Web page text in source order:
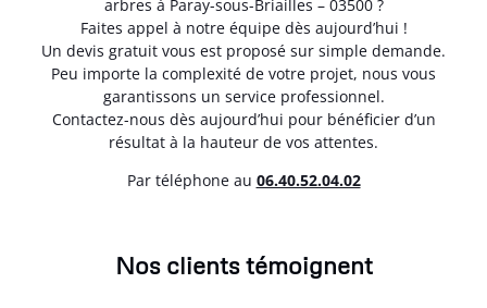
arbres à Paray-sous-Briailles – 03500 ?
Faites appel à notre équipe dès aujourd’hui !
Un devis gratuit vous est proposé sur simple demande.
Peu importe la complexité de votre projet, nous vous
garantissons un service professionnel.
Contactez-nous dès aujourd’hui pour bénéficier d’un
résultat à la hauteur de vos attentes.
Par téléphone au 06.40.52.04.02
Nos clients témoignent